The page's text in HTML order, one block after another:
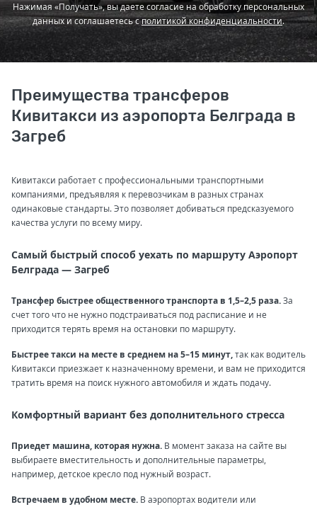
Нажимая «Получать», вы даете согласие на обработку персональных
данных и соглашаетесь сполитикой конфиденциальности.
Преимущества трансферов
Кивитакси из аэропорта Белграда в
Загреб
Кивитакси работает с профессиональными транспортными
компаниями, предъявляя к перевозчикам в разных странах
одинаковые стандарты. Это позволяет добиваться предсказуемого
качества услуги по всему миру.
Самый быстрый способ уехать по маршруту Аэропорт
Белграда — Загреб
Трансфер быстрее общественного транспорта в 1,5–2,5 раза.За
счет того что не нужно подстраиваться под расписание и не
приходится терять время на остановки по маршруту.
Быстрее такси на месте в среднем на 5–15 минут,так как водитель
Кивитакси приезжает к назначенному времени, и вам не приходится
тратить время на поиск нужного автомобиля и ждать подачу.
Комфортный вариант без дополнительного стресса
Приедет машина, которая нужна. В момент заказа на сайте вы
выбираете вместительность и дополнительные параметры,
например, детское кресло под нужный возраст.
Встречаем в удобном месте. В аэропортах водители или